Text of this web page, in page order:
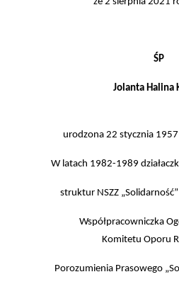
ŚP
Jolanta Halina
urodzona 22 stycznia
W latach 1982-1989
struktur NSZZ
Współpracowniczka
Komitetu Oporu
Porozumienia Prasowego